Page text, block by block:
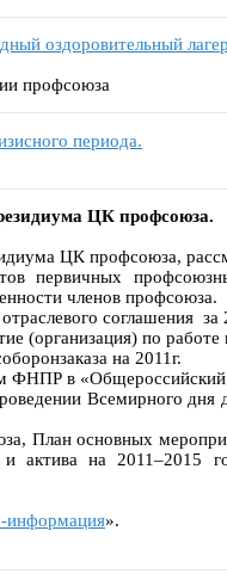
оздоровительный
профсоюза
периода.
ЦК профсоюза.
ЦК профсоюза,
первичных
членов профсоюза.
соглашения за
(организация) по работе
на 2011г.
ФНПР в
Всемирного дня
План основных
актива на 2011–2015
информация».